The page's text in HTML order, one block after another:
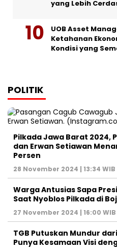
yang Lebih
UOB Asset
Ketahanan
Kondisi yang
POLITIK
Pilkada Jawa Barat 2024,
dan Erwan Setiawan
Persen
28 November 2024 | 13:34 WIB
Warga Antusias Sapa
Saat Nyoblos Pilkada di
27 November 2024 | 16:00 WIB
TGB Putuskan Mundur
Punya Kesamaan Visi